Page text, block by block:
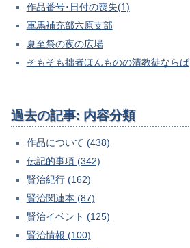
作品番号･日付の喪失(1)
軍馬補充部六原支部
夏至祭の夜の広場
そもそも拙者ほんものの清教徒ならば
過去の記事: 内容分類
作品について (438)
伝記的事項 (342)
賢治紀行 (162)
賢治関連本 (87)
賢治イベント (125)
賢治情報 (100)